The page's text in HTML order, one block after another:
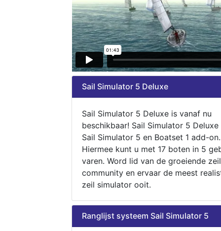
Sail Simulator 5 Deluxe
Sail Simulator 5 Deluxe is vanaf nu
beschikbaar! Sail Simulator 5
Sail Simulator 5 en Boatset 1 add-on.
Hiermee kunt u met 17 boten in 5
varen. Word lid van de groeiende zeil
community en ervaar de meest
zeil simulator ooit.
Ranglijst systeem Sail Simulator 5